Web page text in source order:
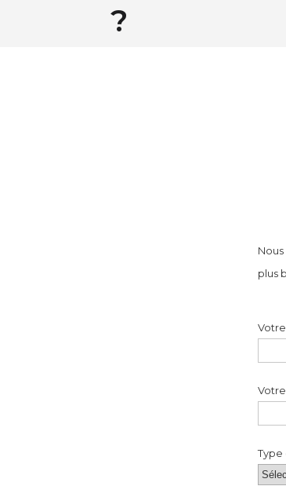
?
plus
Type